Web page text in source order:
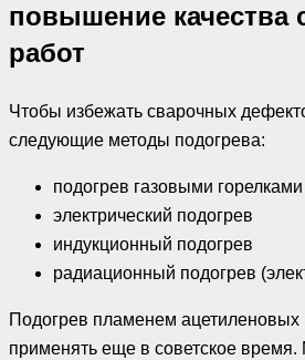
повышение качества
работ
Чтобы избежать сварочных
следующие методы подогрева:
подогрев газовыми горелками
электрический подогрев
индукционный подогрев
радиационный подогрев
Подогрев пламенем ацетиленовых
применять еще в советское время.